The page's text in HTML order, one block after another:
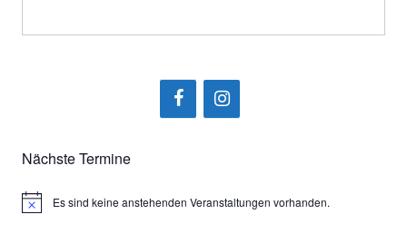
Nächste Termine
HinweisEs sind keine anstehenden Veranstaltungen vorhanden.